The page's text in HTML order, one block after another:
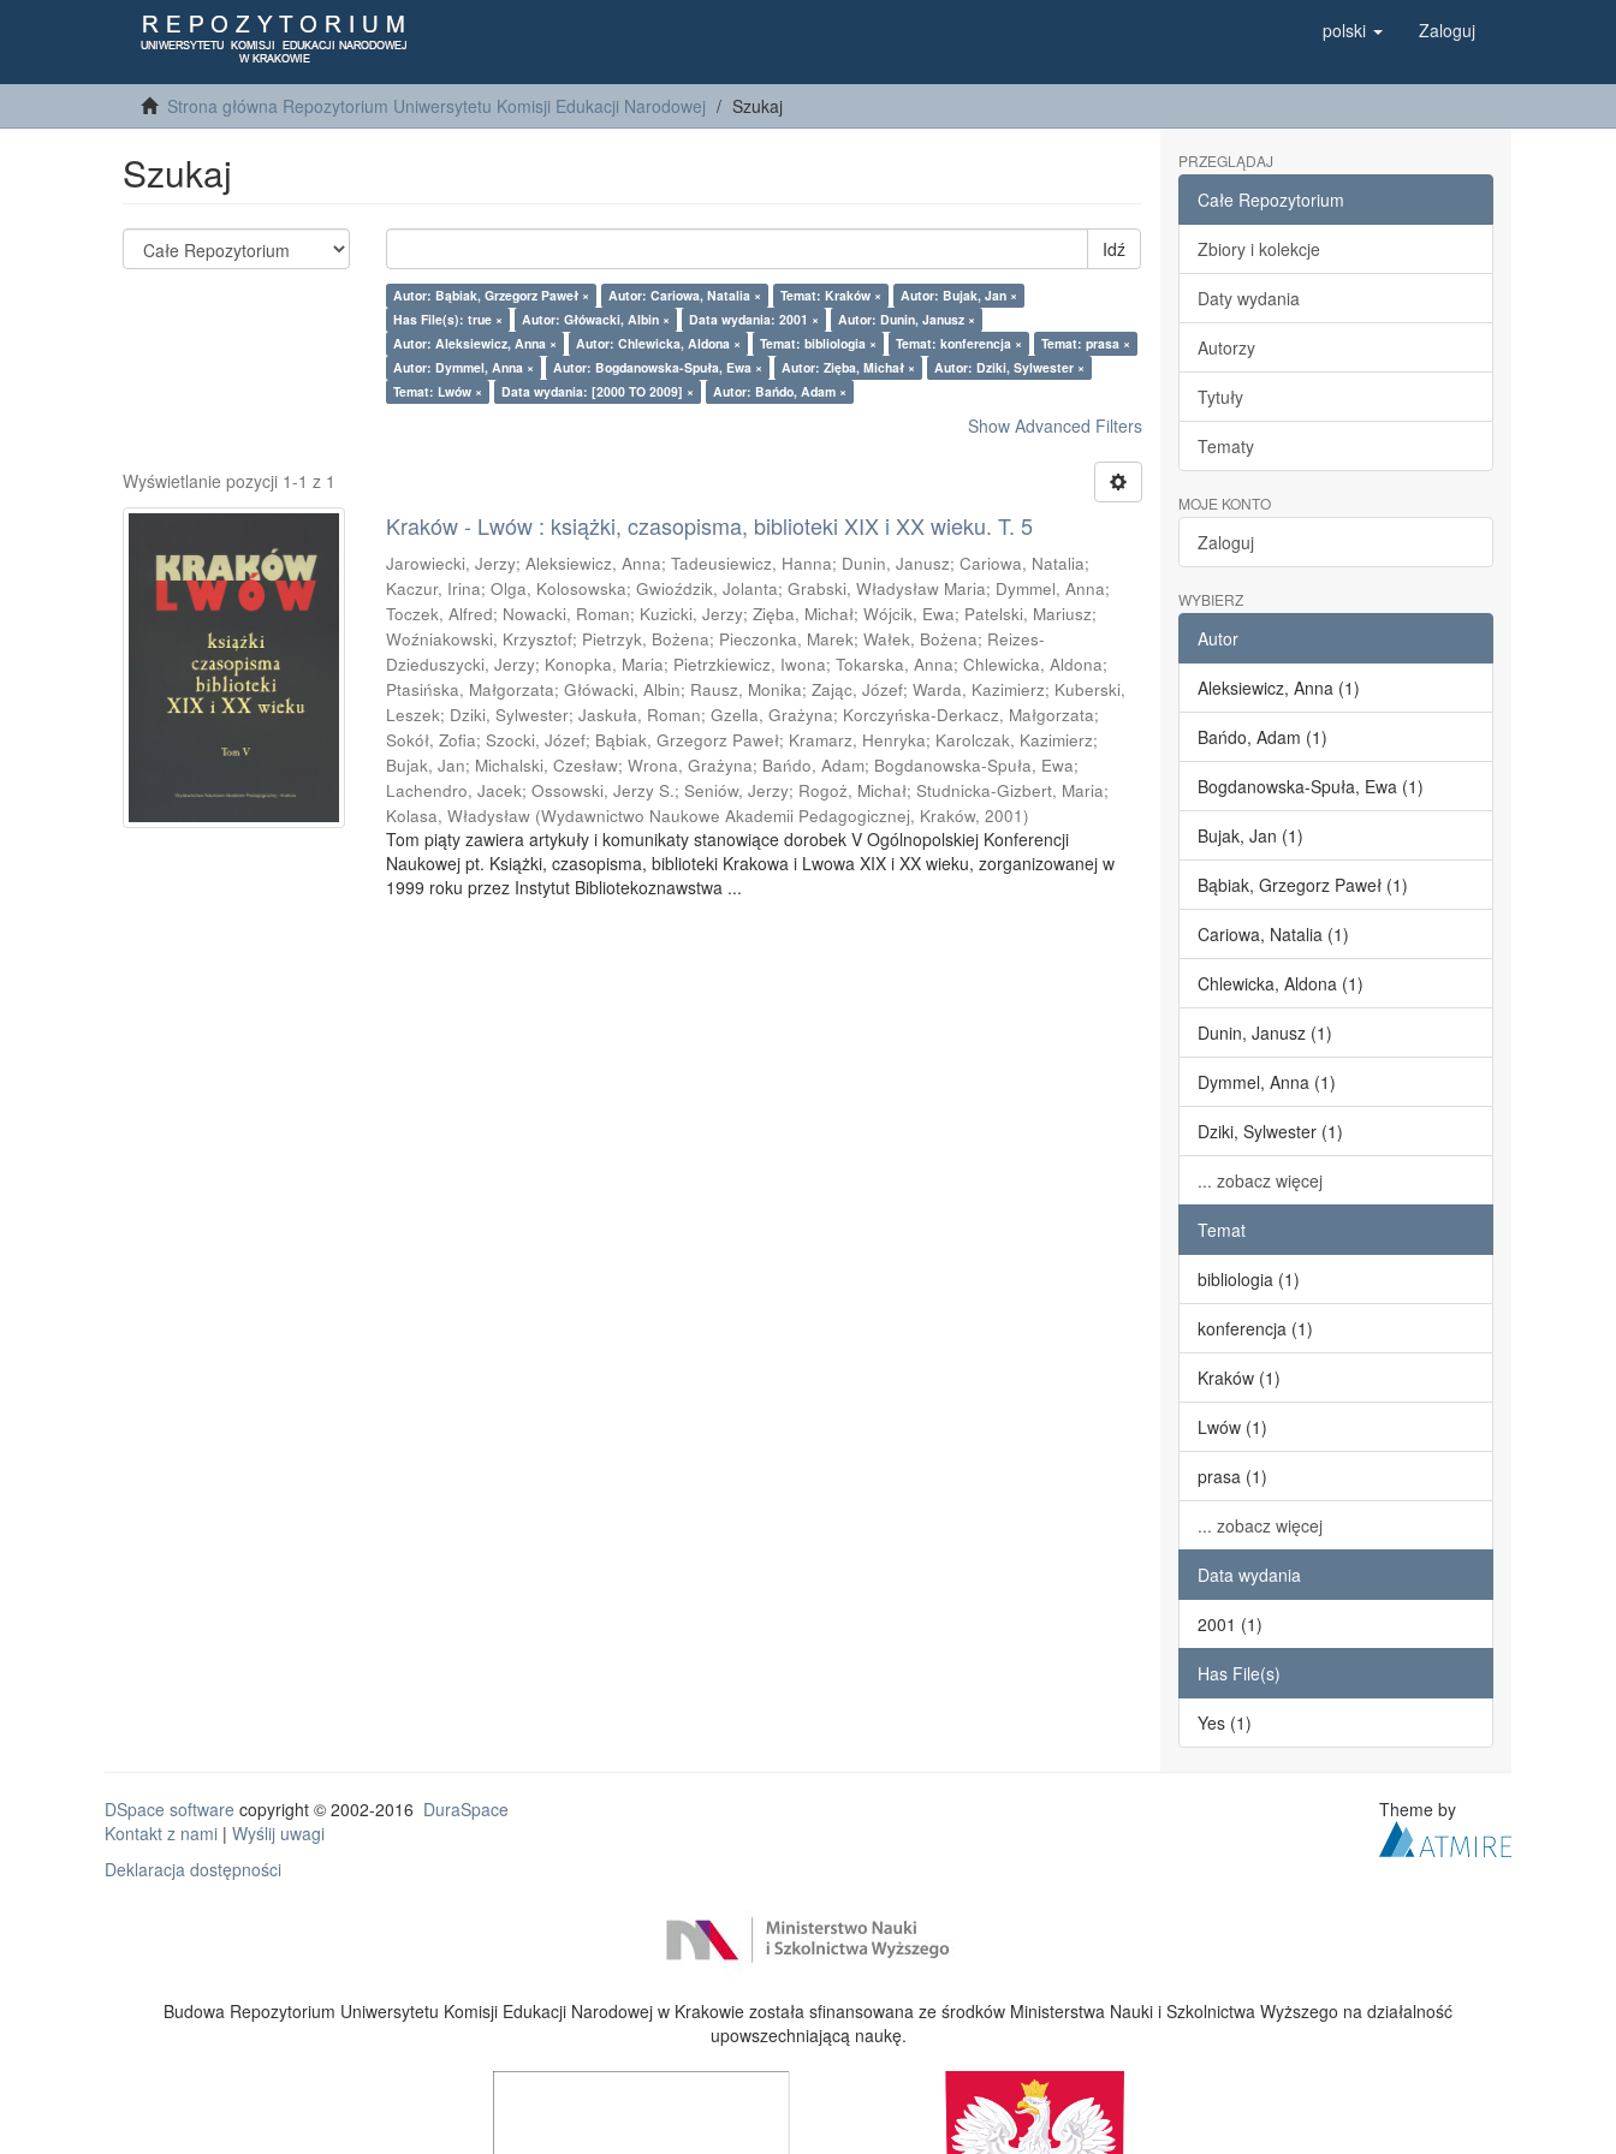
polski Zaloguj
Strona główna Repozytorium Uniwersytetu Komisji Edukacji Narodowej Szukaj
Szukaj
Idź
Autor: Bąbiak, Grzegorz Paweł × Autor: Cariowa, Natalia × Temat: Kraków ×
Autor: Bujak, Jan ×
Has File(s): true ×
Autor: Główacki, Albin × Data wydania: 2001 ×
Autor: Dunin, Janusz ×
Autor: Aleksiewicz, Anna ×
Autor: Chlewicka, Aldona × Temat: bibliologia × Temat: konferencja ×
Temat: prasa ×
Autor: Dymmel, Anna ×
Autor: Bogdanowska-Spuła, Ewa × Autor: Zięba, Michał ×
Autor: Dziki, Sylwester ×
Temat: Lwów ×
Data wydania: [2000 TO 2009] × Autor: Bańdo, Adam ×
Show Advanced Filters
Wyświetlanie pozycji 1-1 z 1
Kraków - Lwów : książki, czasopisma, biblioteki XIX i XX wieku. T. 5
Jarowiecki, Jerzy;Aleksiewicz, Anna;Tadeusiewicz, Hanna; Dunin, Janusz;Cariowa, Natalia;
Kaczur, Irina;Olga, Kolosowska;Gwioździk, Jolanta;Grabski, Władysław Maria; Dymmel, Anna;
Toczek, Alfred; Nowacki, Roman; Kuzicki, Jerzy;Zięba, Michał;Wójcik, Ewa; Patelski, Mariusz;
Woźniakowski, Krzysztof; Pietrzyk, Bożena; Pieczonka, Marek;Wałek, Bożena; Reizes-
Dzieduszycki, Jerzy; Konopka, Maria; Pietrzkiewicz, Iwona;Tokarska, Anna;Chlewicka, Aldona;
Ptasińska, Małgorzata;Główacki, Albin; Rausz, Monika;Zając, Józef;Warda, Kazimierz; Kuberski,
Leszek; Dziki, Sylwester;Jaskuła, Roman;Gzella, Grażyna; Korczyńska-Derkacz, Małgorzata;
Sokół, Zofia;Szocki, Józef; Bąbiak, Grzegorz Paweł; Kramarz, Henryka; Karolczak, Kazimierz;
Bujak, Jan; Michalski, Czesław;Wrona, Grażyna; Bańdo, Adam; Bogdanowska-Spuła, Ewa;
Lachendro, Jacek;Ossowski, Jerzy S.;Seniów, Jerzy; Rogoż, Michał;Studnicka-Gizbert, Maria;
Kolasa, Władysław (Wydawnictwo Naukowe Akademii Pedagogicznej, Kraków,2001)
Tom piąty zawiera artykuły i komunikaty stanowiące dorobek V Ogólnopolskiej Konferencji
Naukowej pt. Książki, czasopisma, biblioteki Krakowa i Lwowa XIX i XX wieku, zorganizowanej w
1999 roku przez Instytut Bibliotekoznawstwa ...
PRZEGLĄDAJ
Całe Repozytorium
Zbiory i kolekcje
Daty wydania
Autorzy
Tytuły
Tematy
MOJE KONTO
Zaloguj
WYBIERZ
Autor
Aleksiewicz, Anna (1)
Bańdo, Adam (1)
Bogdanowska-Spuła, Ewa (1)
Bujak, Jan (1)
Bąbiak, Grzegorz Paweł (1)
Cariowa, Natalia (1)
Chlewicka, Aldona (1)
Dunin, Janusz (1)
Dymmel, Anna (1)
Dziki, Sylwester (1)
... zobacz więcej
Temat
bibliologia (1)
konferencja (1)
Kraków (1)
Lwów (1)
prasa (1)
... zobacz więcej
Data wydania
2001 (1)
Has File(s)
Yes (1)
DSpace software copyright © 2002-2016 DuraSpace
Kontakt z nami | Wyślij uwagi
Deklaracja dostępności
Theme by
Budowa Repozytorium Uniwersytetu Komisji Edukacji Narodowej w Krakowie została sfinansowana ze środków Ministerstwa Nauki i Szkolnictwa Wyższego na działalność
upowszechniającą naukę.